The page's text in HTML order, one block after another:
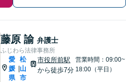
藤原 諭 弁護士
ふじわら法律事務所
愛
媛
県
松
山
市
市役所前駅
から徒歩7分
営業時間：09:00~
18:00（平日）